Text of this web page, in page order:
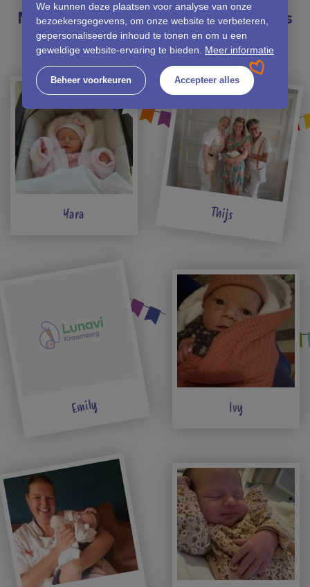
We kunnen deze plaatsen voor analyse van onze
bezoekersgegevens, om onze website te verbeteren,
gepersonaliseerde inhoud te tonen en om u een
geweldige website-ervaring te bieden. Meer informatie
Beheer voorkeuren Accepteer alles
Maak kennis met de Lunavi baby’s
Yara Thijs
Emily Ivy